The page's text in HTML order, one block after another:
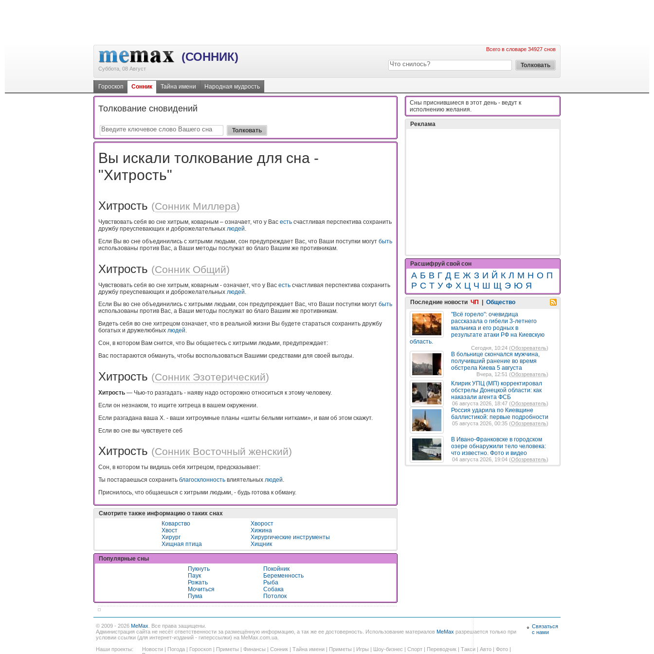
(СОННИК)
Суббота, 08 Август
Всего в словаре 34927 снов
Гороскоп Сонник Тайна имени Народная мудрость
Толкование сновидений
Вы искали толкование для сна -
"Хитрость"
Хитрость (Сонник Миллера)
Чувствовать себя во сне хитрым, коварным – означает, что у Вас есть счастливая перспектива сохранить
дружбу преуспевающих и доброжелательных людей.
Если Вы во сне объединились с хитрыми людьми, сон предупреждает Вас, что Ваши поступки могут быть
использованы против Вас, а Ваши методы послужат во благо Вашим же противникам.
Хитрость (Сонник Общий)
Чувствовать себя во сне хитрым, коварным - означает, что у Вас есть счастливая перспектива сохранить
дружбу преуспевающих и доброжелательных людей
Если Вы во сне объединились с хитрыми людьми, сон предупреждает Вас, что Ваши поступки могут быть
использованы против Вас, а Ваши методы послужат во благо Вашим же противникам.
Видеть себя во сне хитрецом означает, что в реальной жизни Вы будете стараться сохранить дружбу
богатых и дружелюбных людей.
Сон, в котором Вам снится, что Вы общаетесь с хитрыми людьми, предупреждает:
Вас постараются обмануть, чтобы воспользоваться Вашими средствами для своей выгоды.
Хитрость (Сонник Эзотерический)
Хитрость — Чью-то разгадать - наяву надо осторожно относиться к этому человеку.
Если он незнаком, то ищите хитреца в вашем окружении.
Если разгадана ваша Х. - ваши хитроумные планы «шиты белыми нитками», и вам об этом скажут.
Если во сне вы чувствуете себ
Хитрость (Сонник Восточный женский)
Сон, в котором ты видишь себя хитрецом, предсказывает:
Ты постараешься сохранить благосклонность влиятельных людей.
Приснилось, что общаешься с хитрыми людьми, - будь готова к обману.
Смотрите также информацию о таких снах
Коварство
Хворост
Хвост
Хижина
Хирург
Хирургические инструменты
Хищная птица
Хищник
Популярные сны
Пукнуть
Покойник
Паук
Беременность
Рожать
Рыба
Мочиться
Собака
Пума
Потолок
Сны приснившиеся в этот день - вeдyт к
иcпoлнeнию жeлaния.
Реклама
Расшифруй свой сон
А Б В Г Д Е Ж З И Й К Л М Н О П
Р С Т У Ф Х Ц Ч Ш Щ Э Ю Я
Последние новости ЧП
Общество
"Всё горело": очевидица
рассказала о гибели 3-летнего
мальчика и его родных в
результате атаки РФ на Киевскую
область.
Сегодня, 10:24 (Обозреватель)
В больнице скончался мужчина,
получивший ранение во время
обстрела Киева 5 августа
Вчера, 12:51 (Обозреватель)
Клирик УПЦ (МП) корректировал
обстрелы Донецкой области: как
наказали агента ФСБ
06 августа 2026, 18:47 (Обозреватель)
Россия ударила по Киевщине
баллистикой: первые подробности
05 августа 2026, 00:35 (Обозреватель)
В Ивано-Франковске в городском
озере обнаружили тело человека:
что известно. Фото и видео
04 августа 2026, 19:04 (Обозреватель)
© 2009 - 2026 MeMax . Все права защищены.
Администрация сайта не несёт ответственности за размещённую информацию, а так же ее достоверность. Использование материалов MeMax разрешается только при
условии ссылки (для интернет-изданий - гиперссылки) на MeMax.com.ua.
Наши проекты:
Новости | Погода | Гороскоп | Приметы | Финансы | Сонник | Тайна имени | Приметы | Игры | Шоу-бизнес | Спорт | Переводчик | Такси | Авто | Фото |
Связаться
с нами